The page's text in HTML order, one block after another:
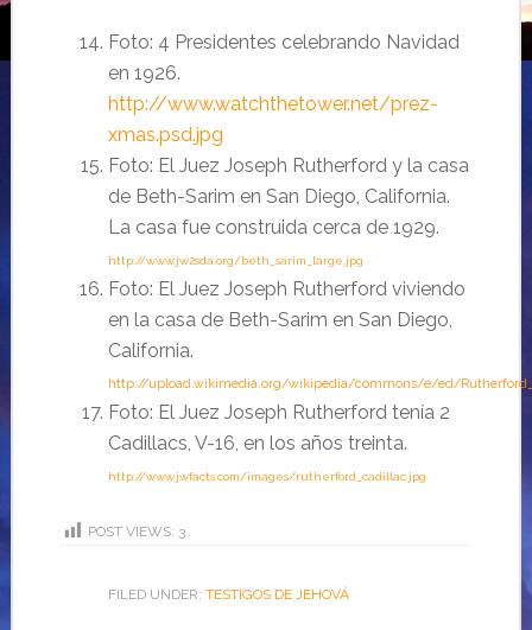
Foto: 4 Presidentes celebrando Navidad
en 1926.
http://www.watchthetower.net/prez-
xmas.psd.jpg
Foto: El Juez Joseph Rutherford y la casa
de Beth-Sarim en San Diego, California.
La casa fue construida cerca de 1929.
http://www.jw2sda.org/beth_sarim_large.jpg
Foto: El Juez Joseph Rutherford viviendo
en la casa de Beth-Sarim en San Diego,
California.
http://upload.wikimedia.org/wikipedia/commons/e/ed/
Foto: El Juez Joseph Rutherford tenía 2
Cadillacs, V-16, en los años treinta.
http://www.jwfacts.com/images/rutherford_cadillac.jpg
POST VIEWS: 3
FILED UNDER: TESTIGOS DE JEHOVÁ